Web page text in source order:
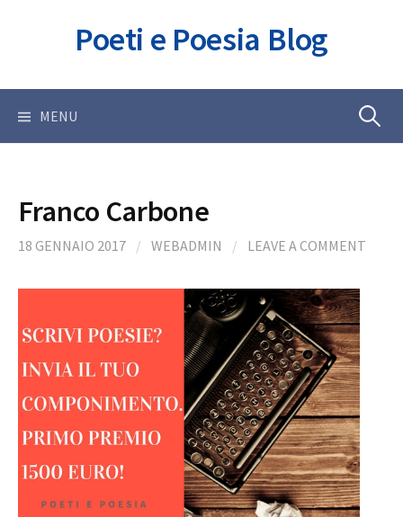
Poeti e Poesia Blog
MENU Ricerca
Franco Carbone
18 GENNAIO 2017 / WEBADMIN / LEAVE A COMMENT